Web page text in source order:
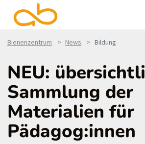
Bienenzentrum News Bildung
NEU:
Sammlung der
Materialien für
Pädagog:innen